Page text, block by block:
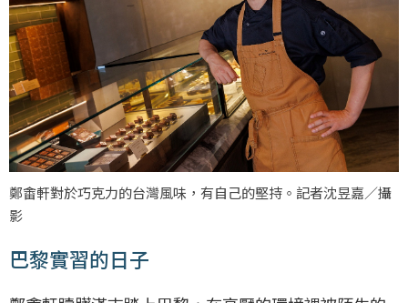
鄭畬軒對於巧克力的台灣風味，有自己的堅持。記者沈昱嘉／攝
影
巴黎實習的日子